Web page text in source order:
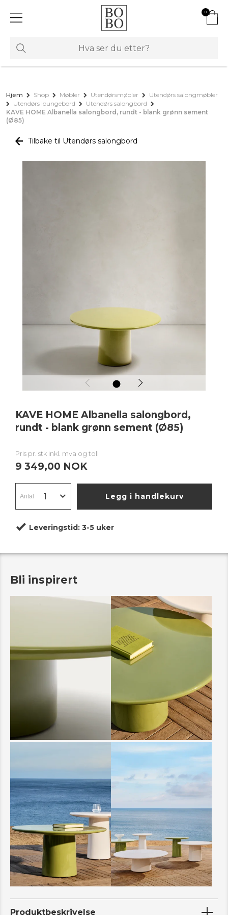
0
Hjem Shop Møbler Utendørsmøbler
Utendørs salongmøbler
Utendørs loungebord
Utendørs salongbord
KAVE HOME Albanella salongbord, rundt - blank grønn sement
(Ø85)
Tilbake til Utendørs salongbord
KAVE HOME Albanella salongbord,
rundt - blank grønn sement (Ø85)
Pris pr. stk inkl. mva og toll
9 349,00 NOK
Legg i handlekurv
Leveringstid: 3-5 uker
Bli inspirert
Produktbeskrivelse